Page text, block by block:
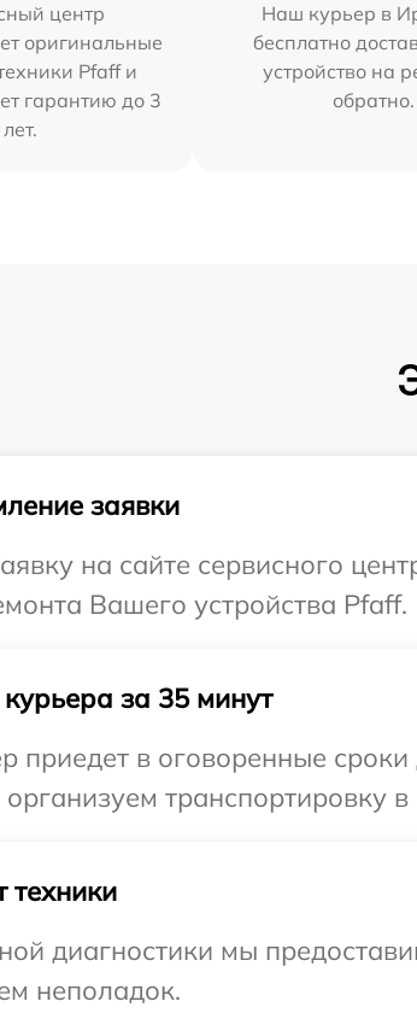
центр
оригинальные
Pfaff и
гарантию до 3
лет.
Наш курьер в
бесплатно
устройство на
обратно.
заявки
на сайте сервисного
Вашего устройства Pfaff.
за 35 минут
приедет в оговоренные
транспортировку
техники
диагностики мы
неполадок.